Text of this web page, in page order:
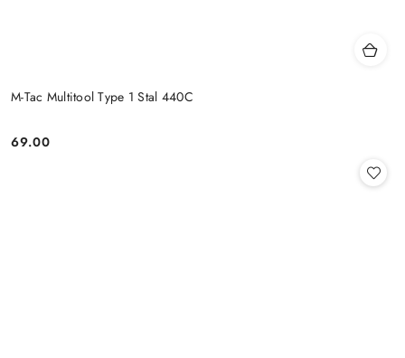
M-Tac Multitool Type 1 Stal 440C
Cena:
69.00